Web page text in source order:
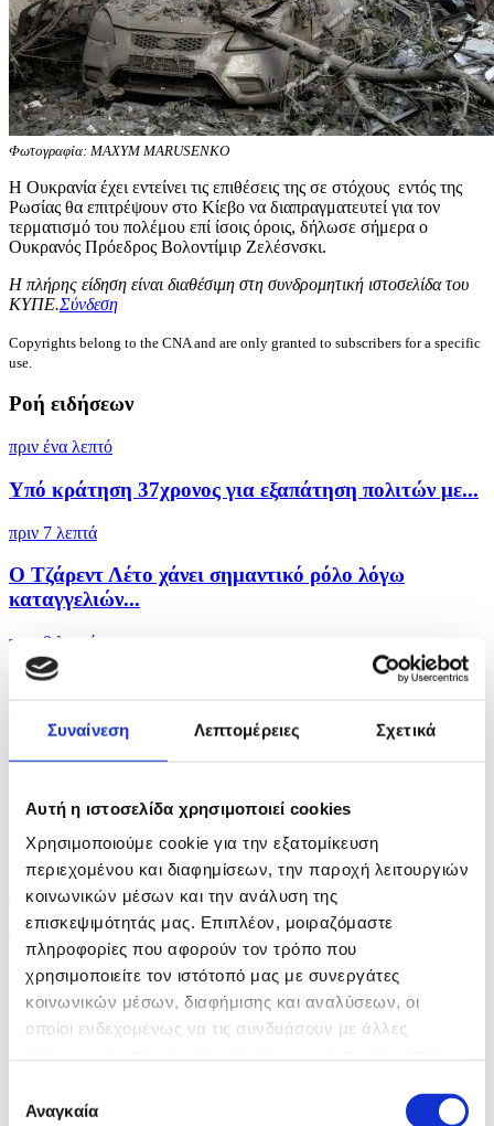
Συναίνεση Λεπτομέρειες Σχετικά
Αυτή η ιστοσελίδα χρησιμοποιεί cookies
Χρησιμοποιούμε cookie για την εξατομίκευση
περιεχομένου και διαφημίσεων, την παροχή λειτουργιών
κοινωνικών μέσων και την ανάλυση της
επισκεψιμότητάς μας. Επιπλέον, μοιραζόμαστε
πληροφορίες που αφορούν τον τρόπο που
χρησιμοποιείτε τον ιστότοπό μας με συνεργάτες
κοινωνικών μέσων, διαφήμισης και αναλύσεων, οι
οποίοι ενδεχομένως να τις συνδυάσουν με άλλες
των υπηρεσιών τους.
συγκατάθεσης
Αναγκαία
Φωτογραφία: MAXYM MARUSENKO
Η Ουκρανία έχει εντείνει τις επιθέσεις της σε στόχους εντός της
Ρωσίας θα επιτρέψουν στο Κίεβο να διαπραγματευτεί για τον
τερματισμό του πολέμου επί ίσοις όροις, δήλωσε σήμερα ο
Ουκρανός Πρόεδρος Βολοντίμιρ Ζελέσνσκι.
Η πλήρης είδηση είναι διαθέσιμη στη συνδρομητική ιστοσελίδα του
ΚΥΠΕ.Σύνδεση
Copyrights belong to the CNA and are only granted to subscribers for a specific
use.
Ροή ειδήσεων
πριν ένα λεπτό
Υπό κράτηση 37χρονος για εξαπάτηση πολιτών με...
πριν 7 λεπτά
Ο Τζάρεντ Λέτο χάνει σημαντικό ρόλο λόγω
καταγγελιών...
πριν 9 λεπτά
ΥΠΟΙΚ: Σε λειτουργία ο Κυπριακός Οργανισμός
Ανάπτυξης...
ο...
πριν 14 λεπτά
Το έργο ανάπλασης της πλατείας Ηρώων παρέλαβε ο
Δήμος...